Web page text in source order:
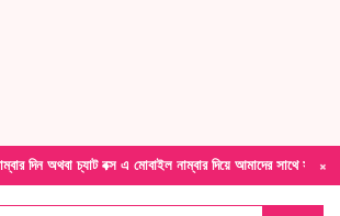
×
বক্স এ মোবাইল নাম্বার দিয়ে আমাদের সাথে সরাসরি কথা